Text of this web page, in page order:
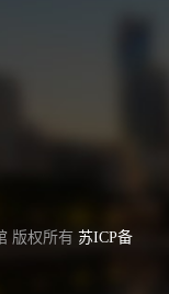
版权所有 苏ICP备